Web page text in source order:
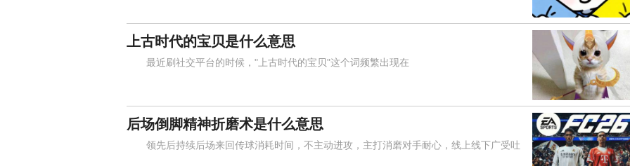
上古时代的宝贝是什么意思
最近刷社交平台的时候，"上古时代的宝贝"这个词频繁出现在
后场倒脚精神折磨术是什么意思
领先后持续后场来回传球消耗时间，不主动进攻，主打消磨对手耐心，线上线下广受吐